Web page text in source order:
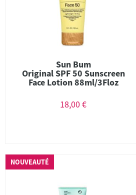
Sun Bum
Original SPF 50 Sunscreen
Face Lotion 88ml/3Floz
18,00 €
NOUVEAUTÉ